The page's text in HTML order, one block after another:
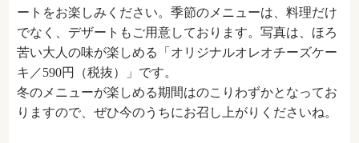
ートをお楽しみください。季節のメニューは、料理だけ
でなく、デザートもご用意しております。写真は、ほろ
苦い大人の味が楽しめる「オリジナルオレオチーズケー
キ／590円（税抜）」です。
冬のメニューが楽しめる期間はのこりわずかとなってお
りますので、ぜひ今のうちにお召し上がりくださいね。